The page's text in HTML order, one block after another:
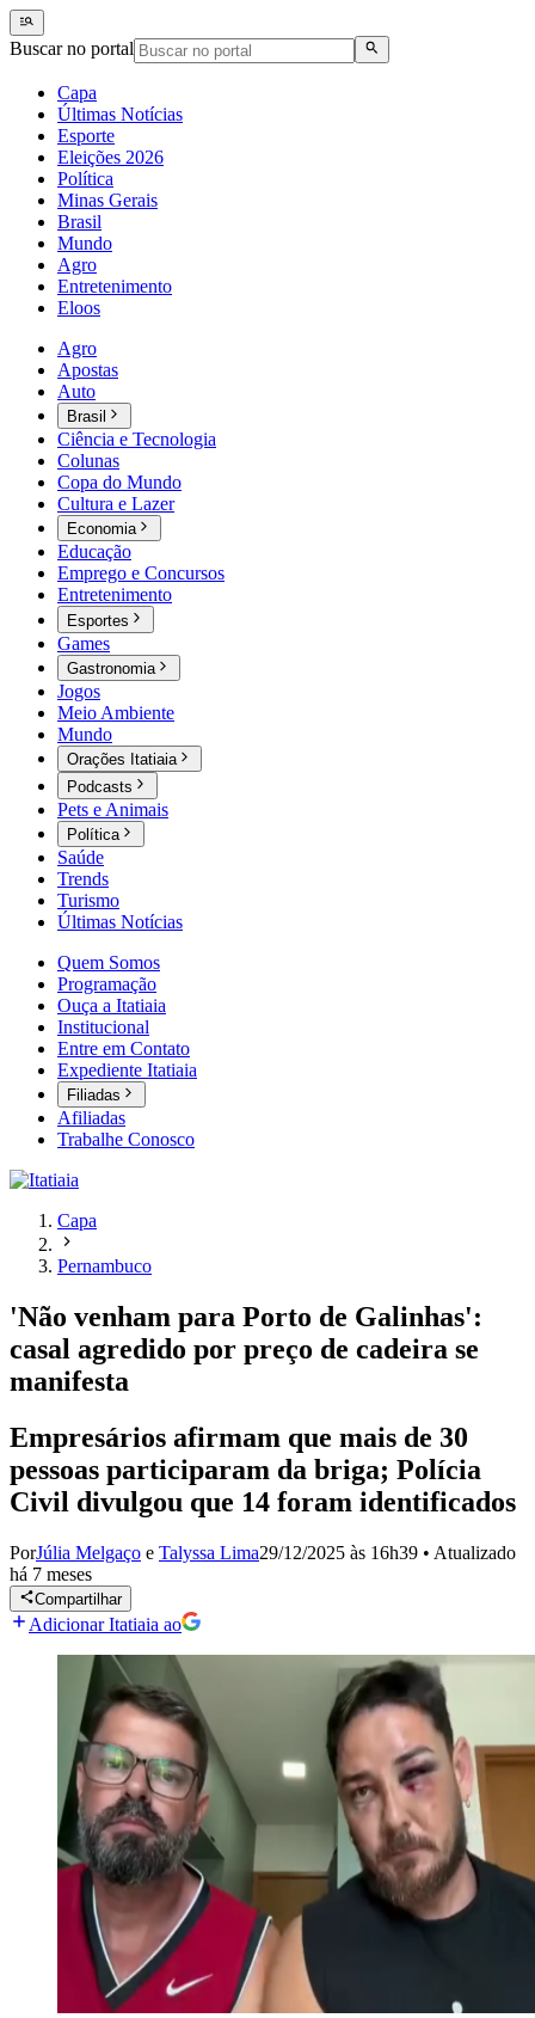
Buscar no portal
Capa
Últimas Notícias
Esporte
Eleições 2026
Política
Minas Gerais
Brasil
Mundo
Agro
Entretenimento
Eloos
Agro
Apostas
Auto
Brasil
Ciência e Tecnologia
Colunas
Copa do Mundo
Cultura e Lazer
Economia
Educação
Emprego e Concursos
Entretenimento
Esportes
Games
Gastronomia
Jogos
Meio Ambiente
Mundo
Orações Itatiaia
Podcasts
Pets e Animais
Política
Saúde
Trends
Turismo
Últimas Notícias
Quem Somos
Programação
Ouça a Itatiaia
Institucional
Entre em Contato
Expediente Itatiaia
Filiadas
Afiliadas
Trabalhe Conosco
Capa
Pernambuco
'Não venham para Porto de Galinhas':
casal agredido por preço de cadeira se
manifesta
Empresários afirmam que mais de 30
pessoas participaram da briga; Polícia
Civil divulgou que 14 foram identificados
PorJúlia Melgaço e Talyssa Lima29/12/2025 às 16h39 • Atualizado
há 7 meses
Compartilhar
Adicionar Itatiaia ao